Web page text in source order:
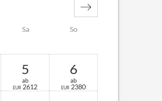
Sa So
5
ab
EUR 2612
6
ab
EUR 2380